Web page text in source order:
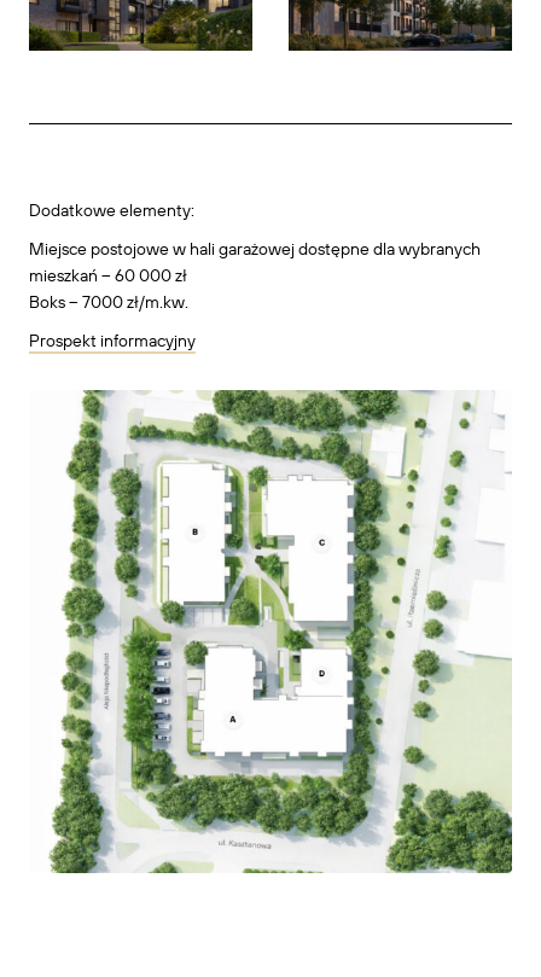
Dodatkowe elementy:
Miejsce postojowe w hali garażowej dostępne dla wybranych
mieszkań – 60 000 zł
Boks – 7000 zł/m.kw.
Prospekt informacyjny